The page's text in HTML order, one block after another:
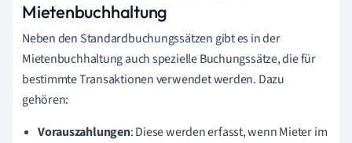
Mietenbuchhaltung
Neben den Standardbuchungssätzen gibt es in der
Mietenbuchhaltung auch spezielle Buchungssätze, die für
bestimmte Transaktionen verwendet werden. Dazu
gehören:
Vorauszahlungen: Diese werden erfasst, wenn Mieter im